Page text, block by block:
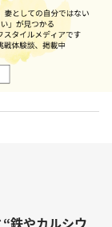
“鉄やカルシウ